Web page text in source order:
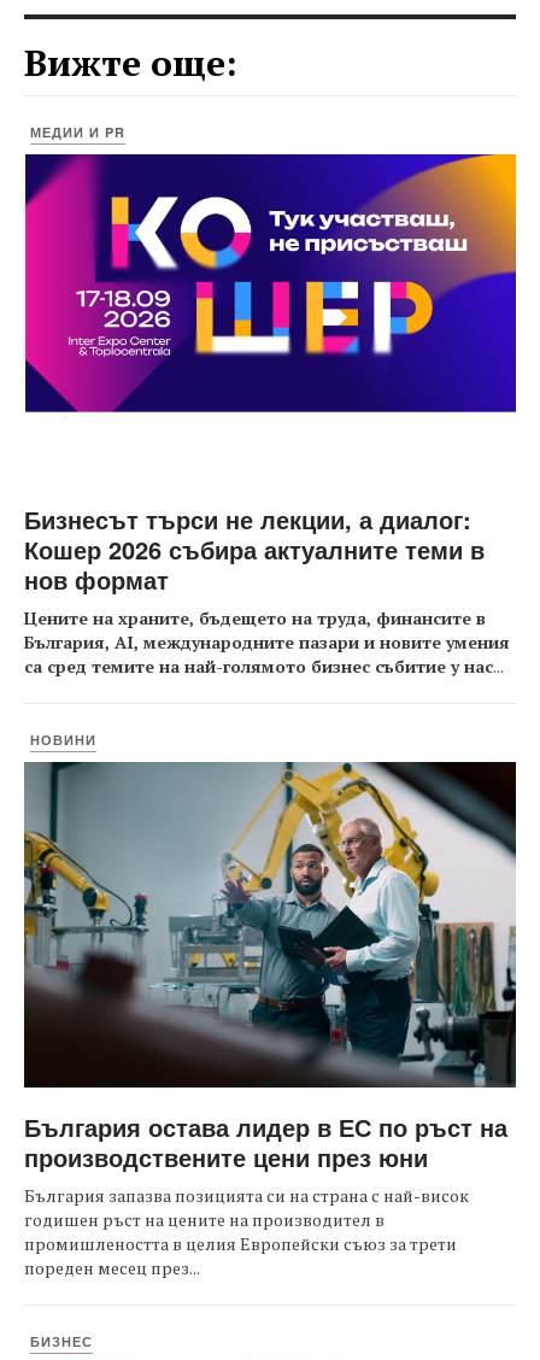
Вижте още:
МЕДИИ И PR
Бизнесът търси не лекции, а диалог:
Кошер 2026 събира актуалните теми в
нов формат
Цените на храните, бъдещето на труда, финансите в
България, AI, международните пазари и новите умения
са сред темите на най-голямото бизнес събитие у нас...
НОВИНИ
България остава лидер в ЕС по ръст на
производствените цени през юни
България запазва позицията си на страна с най-висок
годишен ръст на цените на производител в
промишлеността в целия Европейски съюз за трети
пореден месец през...
БИЗНЕС